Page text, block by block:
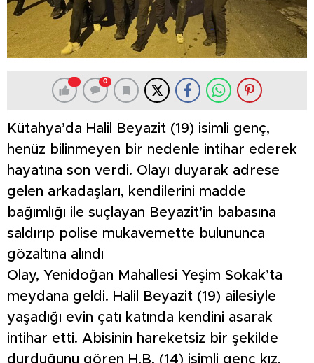
0
Kütahya’da Halil Beyazit (19) isimli genç,
henüz bilinmeyen bir nedenle intihar ederek
hayatına son verdi. Olayı duyarak adrese
gelen arkadaşları, kendilerini madde
bağımlığı ile suçlayan Beyazit’in babasına
saldırıp polise mukavemette bulununca
gözaltına alındı
Olay, Yenidoğan Mahallesi Yeşim Sokak’ta
meydana geldi. Halil Beyazit (19) ailesiyle
yaşadığı evin çatı katında kendini asarak
intihar etti. Abisinin hareketsiz bir şekilde
durduğunu gören H.B. (14) isimli genç kız,